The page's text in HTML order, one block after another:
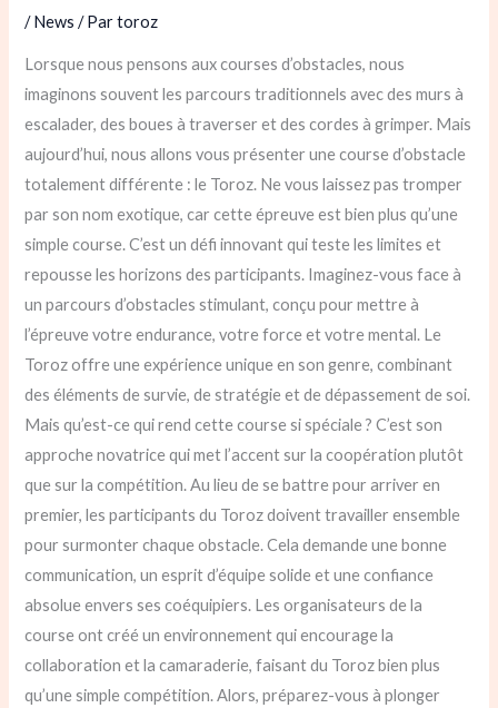
/News / Partoroz
Lorsque nous pensons aux courses d’obstacles, nous
imaginons souvent les parcours traditionnels avec des murs à
escalader, des boues à traverser et des cordes à grimper. Mais
aujourd’hui, nous allons vous présenter une course d’obstacle
totalement différente : le Toroz. Ne vous laissez pas tromper
par son nom exotique, car cette épreuve est bien plus qu’une
simple course. C’est un défi innovant qui teste les limites et
repousse les horizons des participants. Imaginez-vous face à
un parcours d’obstacles stimulant, conçu pour mettre à
l’épreuve votre endurance, votre force et votre mental. Le
Toroz offre une expérience unique en son genre, combinant
des éléments de survie, de stratégie et de dépassement de soi.
Mais qu’est-ce qui rend cette course si spéciale ? C’est son
approche novatrice qui met l’accent sur la coopération plutôt
que sur la compétition. Au lieu de se battre pour arriver en
premier, les participants du Toroz doivent travailler ensemble
pour surmonter chaque obstacle. Cela demande une bonne
communication, un esprit d’équipe solide et une confiance
absolue envers ses coéquipiers. Les organisateurs de la
course ont créé un environnement qui encourage la
collaboration et la camaraderie, faisant du Toroz bien plus
qu’une simple compétition. Alors, préparez-vous à plonger